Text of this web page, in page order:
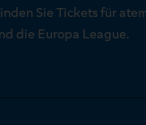
Sie Tickets für
die Europa League.